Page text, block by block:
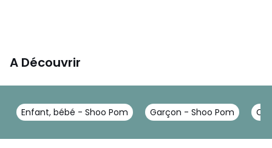
A Découvrir
Enfant, bébé - Shoo Pom Garçon - Shoo Pom